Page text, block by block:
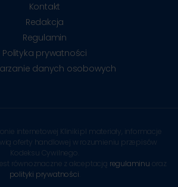
Kontakt
Redakcja
Regulamin
Polityka prywatności
danych osobowych
internetowej Kliniki.pl materiały, informacje
oferty handlowej w rozumieniu przepisów
Kodeksu Cywilnego.
równoznaczne z akceptacją regulaminu oraz
polityki prywatności